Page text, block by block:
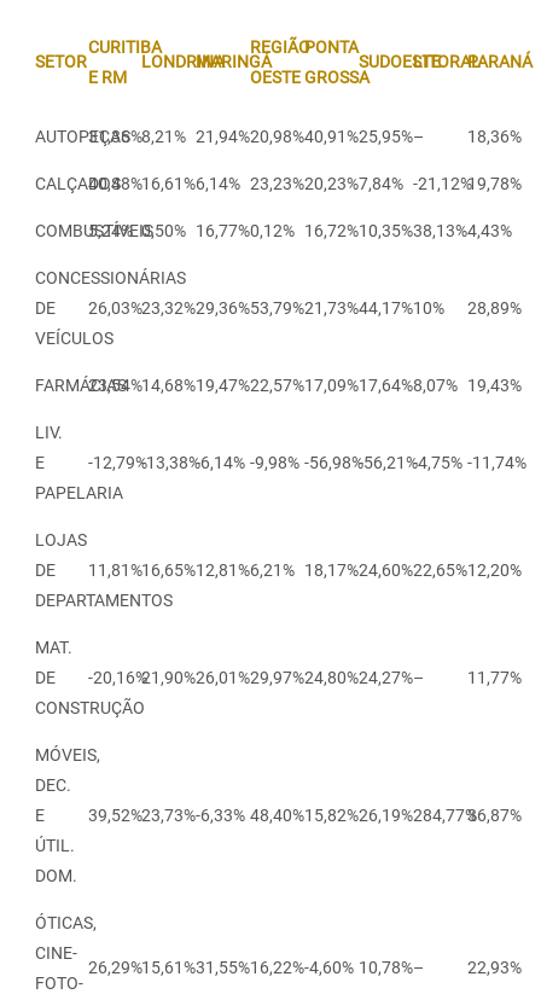
SETOR
CURITIBA
E RM
LONDRINAMARINGÁ
REGIÃO
OESTE
PONTA
GROSSA
SUDOESTELITORALPARANÁ
AUTOPEÇAS
31,36%8,21% 21,94%20,98%40,91%25,95%– 18,36%
CALÇADOS
40,48%16,61%6,14% 23,23%20,23%7,84% -21,12%19,78%
COMBUSTÍVEIS
5,24% 0,50% 16,77%0,12% 16,72%10,35%38,13%4,43%
CONCESSIONÁRIAS
DE
VEÍCULOS
26,03%23,32%29,36%53,79%21,73%44,17%10% 28,89%
FARMÁCIAS
23,54%14,68%19,47%22,57%17,09%17,64%8,07% 19,43%
LIV.
E
PAPELARIA
-12,79%-13,38%-6,14% -9,98% -56,98%-56,21%-4,75% -11,74%
LOJAS
DE
DEPARTAMENTOS
11,81%16,65%12,81%6,21% 18,17%24,60%22,65%12,20%
MAT.
DE
CONSTRUÇÃO
-20,16%21,90%26,01%29,97%24,80%24,27%– 11,77%
MÓVEIS,
DEC.
E
ÚTIL.
DOM.
39,52%23,73%-6,33% 48,40%15,82%26,19%284,77%36,87%
ÓTICAS,
CINE-
FOTO-
26,29%15,61%31,55%16,22%-4,60% 10,78%– 22,93%